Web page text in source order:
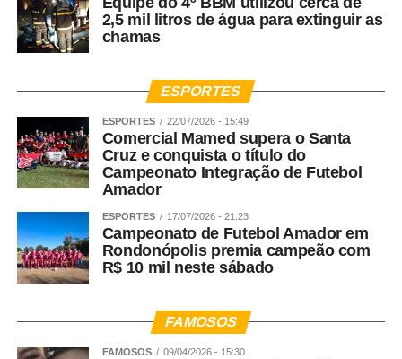
WhatsApp
Facebook
Twitter
Messenger
LinkedIn
Share
2,5 mil litros de água para extinguir as
chamas
ESPORTES
ESPORTES 22/07/2026 - 15:49
Comercial Mamed supera o Santa
Cruz e conquista o título do
Campeonato Integração de Futebol
Amador
ESPORTES 17/07/2026 - 21:23
Campeonato de Futebol Amador em
Rondonópolis premia campeão com
R$ 10 mil neste sábado
FAMOSOS
FAMOSOS 09/04/2026 - 15:30